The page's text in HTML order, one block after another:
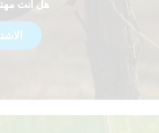
هل أنت